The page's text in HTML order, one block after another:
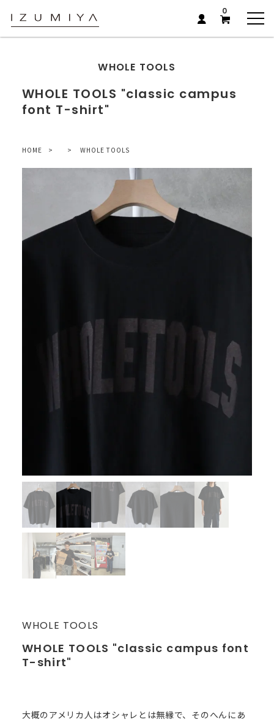
0
WHOLE TOOLS
WHOLE TOOLS "classic campus
font T-shirt"
HOME WHOLE TOOLS
WHOLE TOOLS
WHOLE TOOLS "classic campus font
T-shirt"
大概のアメリカ人はオシャレとは無縁で、そのへんにあ